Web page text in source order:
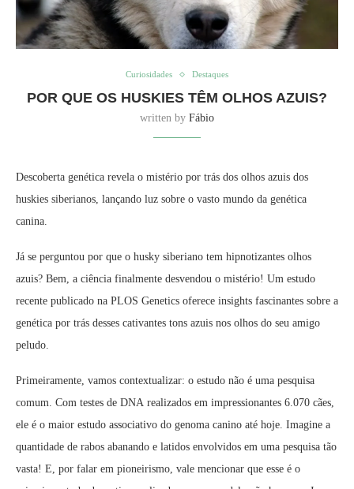
Curiosidades Destaques
POR QUE OS HUSKIES TÊM OLHOS AZUIS?
written by Fábio
Descoberta genética revela o mistério por trás dos olhos azuis dos
huskies siberianos, lançando luz sobre o vasto mundo da genética
canina.
Já se perguntou por que o husky siberiano tem hipnotizantes olhos
azuis? Bem, a ciência finalmente desvendou o mistério! Um estudo
recente publicado na PLOS Genetics oferece insights fascinantes sobre a
genética por trás desses cativantes tons azuis nos olhos do seu amigo
peludo.
Primeiramente, vamos contextualizar: o estudo não é uma pesquisa
comum. Com testes de DNA realizados em impressionantes 6.070 cães,
ele é o maior estudo associativo do genoma canino até hoje. Imagine a
quantidade de rabos abanando e latidos envolvidos em uma pesquisa tão
vasta! E, por falar em pioneirismo, vale mencionar que esse é o